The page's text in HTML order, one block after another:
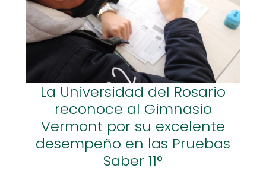
hijo
el
menú
Centro cultural
Planetario y Observatorio
Accesos Rápidos
Expandir
La Universidad del Rosario
reconoce al Gimnasio
Vermont por su excelente
desempeño en las Pruebas
Saber 11°